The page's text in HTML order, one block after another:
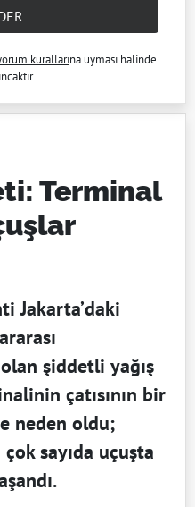
kurallarına uyması halinde
Terminal
Jakarta’daki
şiddetli yağış
çatısının bir
neden oldu;
sayıda uçuşta